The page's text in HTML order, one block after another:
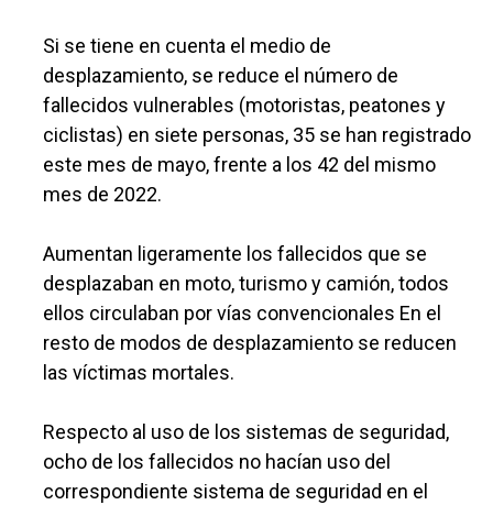
Si se tiene en cuenta el medio de
desplazamiento, se reduce el número de
fallecidos vulnerables (motoristas, peatones y
ciclistas) en siete personas, 35 se han registrado
este mes de mayo, frente a los 42 del mismo
mes de 2022.
Aumentan ligeramente los fallecidos que se
desplazaban en moto, turismo y camión, todos
ellos circulaban por vías convencionales En el
resto de modos de desplazamiento se reducen
las víctimas mortales.
Respecto al uso de los sistemas de seguridad,
ocho de los fallecidos no hacían uso del
correspondiente sistema de seguridad en el